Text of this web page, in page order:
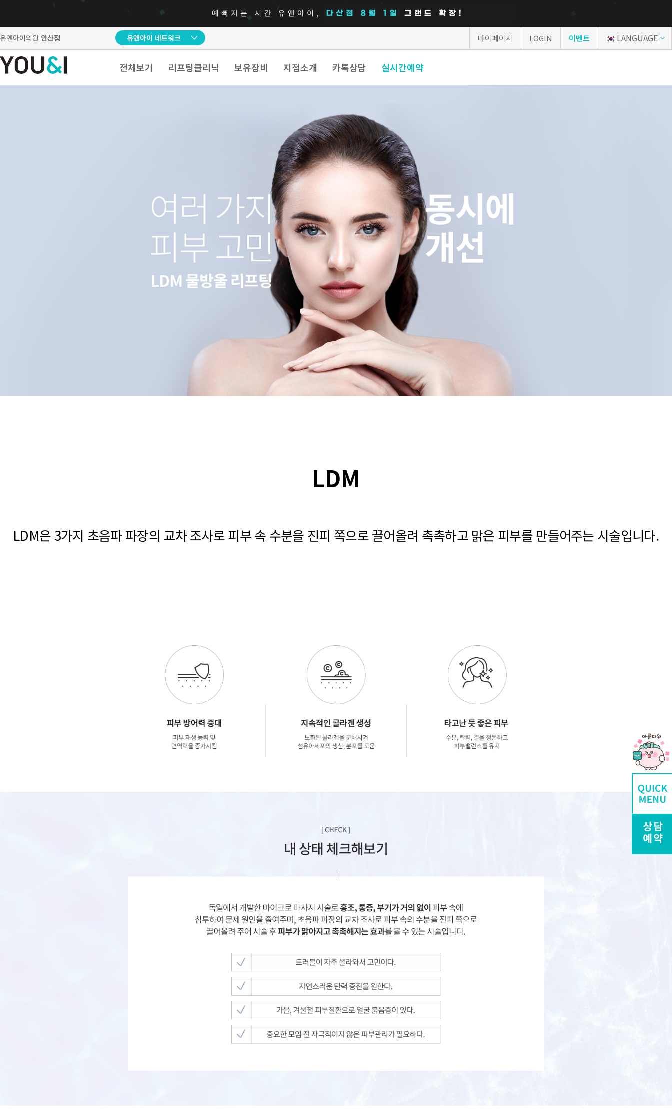
유앤아이의원 안산점 유앤아이 네트워크 마이페이지 LOGIN 이벤트 LANGUAGE
전체보기 리프팅클리닉 보유장비 지점소개 카톡상담 실시간예약
LDM
LDM은 3가지 초음파 파장의 교차 조사로 피부 속 수분을 진피 쪽으로 끌어올려 촉촉하고 맑은 피부를 만들어주는 시술입니다.